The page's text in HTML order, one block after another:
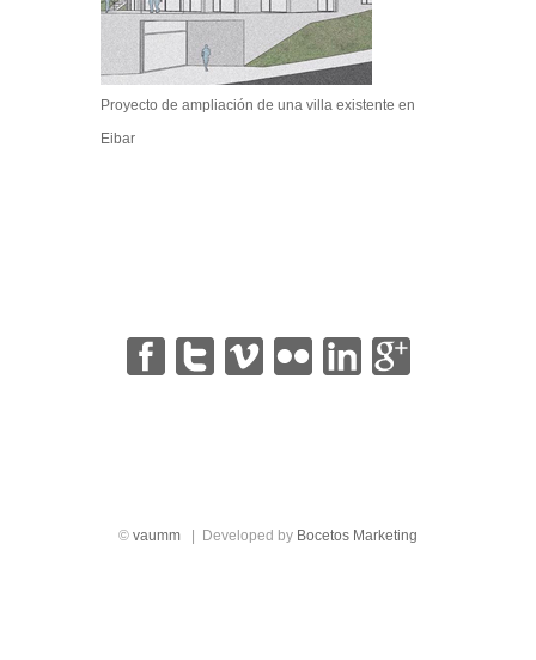
Proyecto de ampliación de una villa existente en
Eibar
| | | | |
© vaumm | Developed by Bocetos Marketing